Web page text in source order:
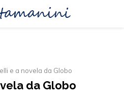
e a novela da Globo
da Globo